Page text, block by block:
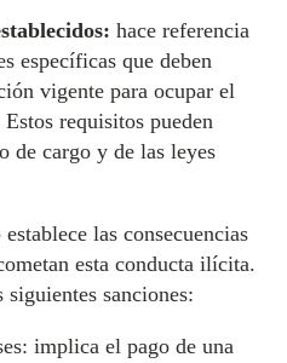
hace referencia
específicas que deben
vigente para ocupar el
requisitos pueden
de cargo y de las leyes
las consecuencias
esta conducta ilícita.
siguientes sanciones:
implica el pago de una